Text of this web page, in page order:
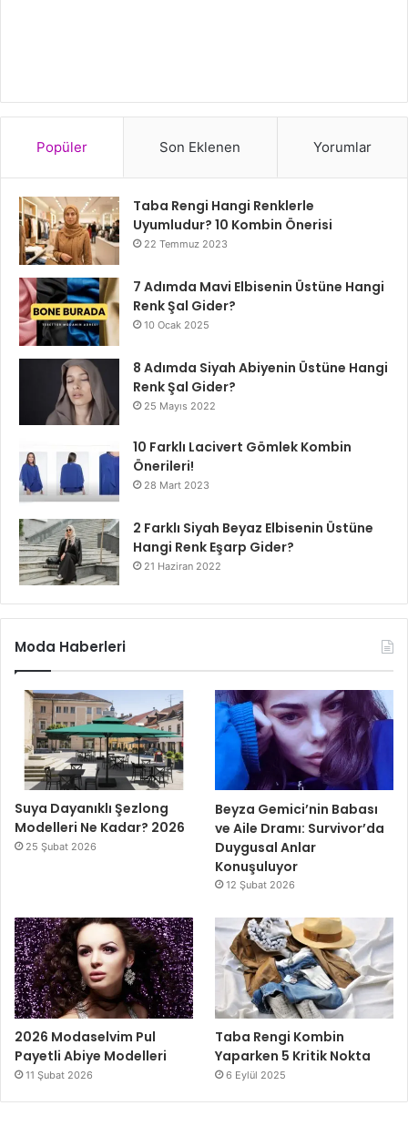
Popüler Son Eklenen Yorumlar
Taba Rengi Hangi Renklerle
Uyumludur? 10 Kombin Önerisi
22 Temmuz 2023
7 Adımda Mavi Elbisenin Üstüne Hangi
Renk Şal Gider?
10 Ocak 2025
8 Adımda Siyah Abiyenin Üstüne Hangi
Renk Şal Gider?
25 Mayıs 2022
10 Farklı Lacivert Gömlek Kombin
Önerileri!
28 Mart 2023
2 Farklı Siyah Beyaz Elbisenin Üstüne
Hangi Renk Eşarp Gider?
21 Haziran 2022
Moda Haberleri
Suya Dayanıklı Şezlong
Modelleri Ne Kadar? 2026
25 Şubat 2026
Beyza Gemici’nin Babası
ve Aile Dramı: Survivor’da
Duygusal Anlar
Konuşuluyor
12 Şubat 2026
2026 Modaselvim Pul
Payetli Abiye Modelleri
11 Şubat 2026
Taba Rengi Kombin
Yaparken 5 Kritik Nokta
6 Eylül 2025